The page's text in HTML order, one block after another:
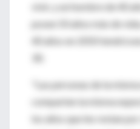
vivir, y un hombre de 40
posee 50 años más de
40 años en 2050 tendrá
"Las personas de la
comparten la misma
los años que les restan